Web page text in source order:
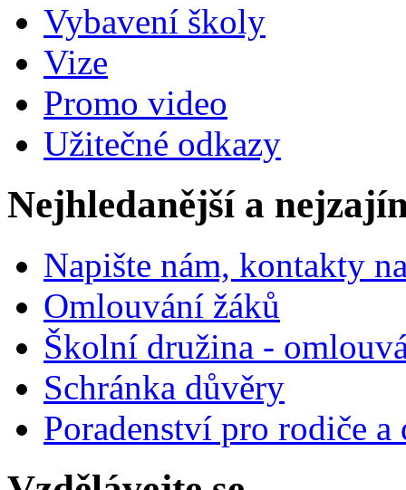
Vybavení školy
Vize
Promo video
Užitečné odkazy
Nejhledanější a
Napište nám, kontakty
Omlouvání žáků
Školní družina -
Schránka důvěry
Poradenství pro rodiče